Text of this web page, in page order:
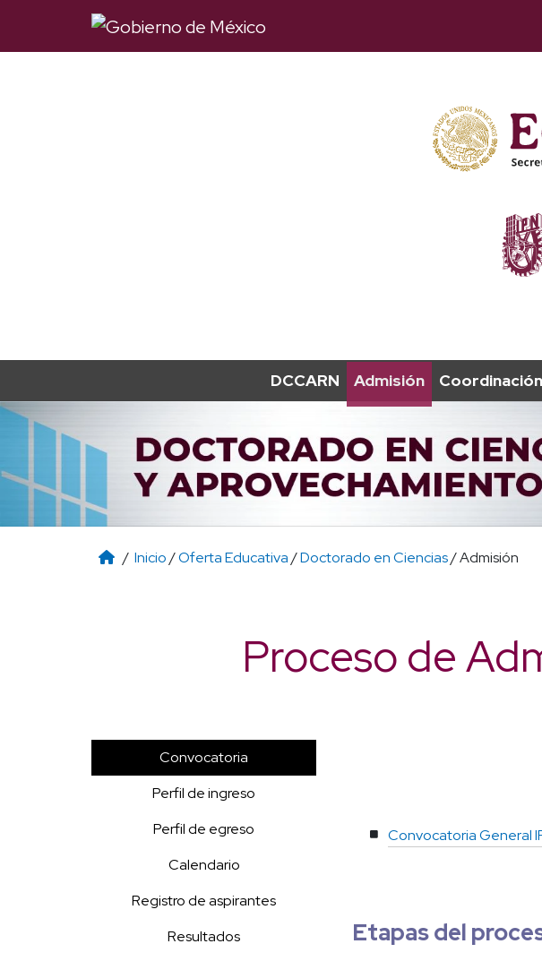
DCCARN Admisión
/ Inicio/Oferta Educativa/Doctorado en Ciencias/ Admisión
Proceso de
Convocatoria
Perfil de ingreso
Perfil de egreso
Calendario
Registro de aspirantes
Resultados
Convocatoria General
Etapas del